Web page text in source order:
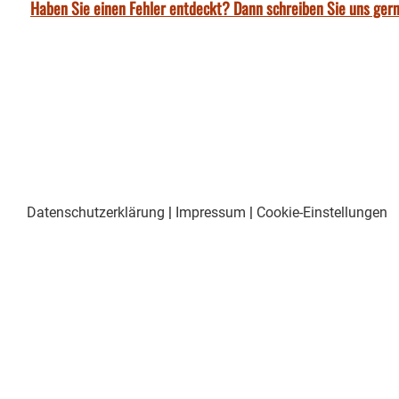
Haben Sie einen Fehler entdeckt? Dann schreiben Sie uns
Datenschutzerklärung | Impressum | Cookie-Einstellungen